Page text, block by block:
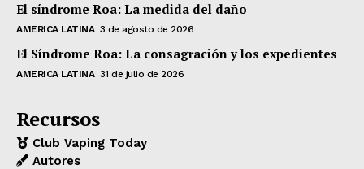
El síndrome Roa: La medida del daño
AMERICA LATINA 3 de agosto de 2026
El Síndrome Roa: La consagración y los expedientes
AMERICA LATINA 31 de julio de 2026
Recursos
Club Vaping Today
Autores